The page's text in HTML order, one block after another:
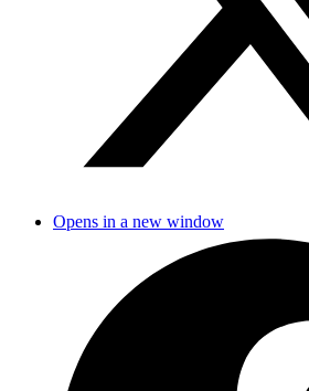
Opens in a new window